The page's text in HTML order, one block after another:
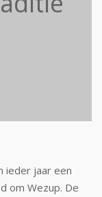
ieder jaar een
om Wezup. De